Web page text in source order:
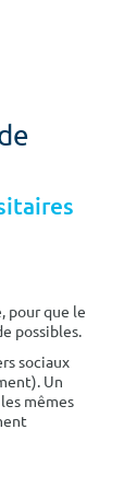
pour que le
possibles.
sociaux
Un
mêmes